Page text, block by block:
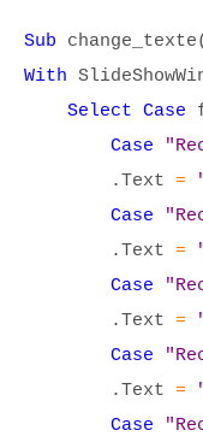
Sub
With
Select Case
Case
.Text =
Case
.Text =
Case
.Text =
Case
.Text =
Case